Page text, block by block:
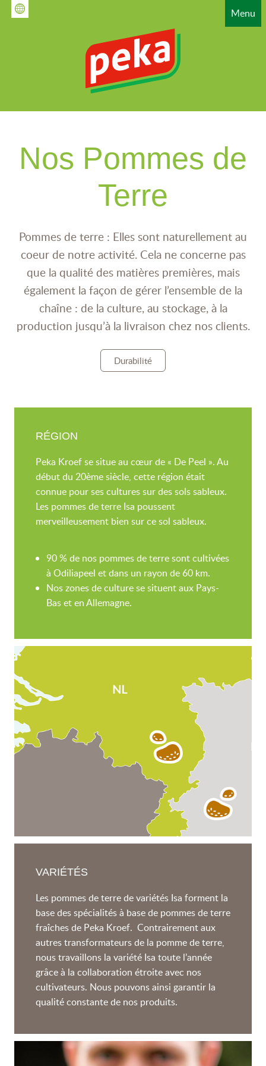
Aller
Menu
HAUPTNAVIGATION
Nos Pommes de
Terre
Pommes de terre : Elles sont naturellement au
coeur de notre activité. Cela ne concerne pas
que la qualité des matières premières, mais
également la façon de gérer l’ensemble de la
chaîne : de la culture, au stockage, à la
production jusqu’à la livraison chez nos clients.
Durabilité
RÉGION
Peka Kroef se situe au cœur de « De Peel ». Au
début du 20ème siècle, cette région était
connue pour ses cultures sur des sols sableux.
Les pommes de terre Isa poussent
merveilleusement bien sur ce sol sableux.
90 % de nos pommes de terre sont cultivées
à Odiliapeel et dans un rayon de 60 km.
Nos zones de culture se situent aux Pays-
Bas et en Allemagne.
VARIÉTÉS
Les pommes de terre de variétés Isa forment la
base des spécialités à base de pommes de terre
fraîches de Peka Kroef. Contrairement aux
autres transformateurs de la pomme de terre,
nous travaillons la variété Isa toute l’année
grâce à la collaboration étroite avec nos
cultivateurs. Nous pouvons ainsi garantir la
qualité constante de nos produits.